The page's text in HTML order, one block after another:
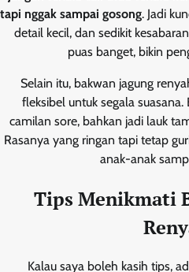
tapi nggak sampai gosong. Jadi
detail kecil, dan sedikit
puas banget, bikin
Selain itu, bakwan jagung
fleksibel untuk segala
camilan sore, bahkan jadi lauk
Rasanya yang ringan tapi tetap
anak-anak
Tips Menikmati
Kalau saya boleh kasih tips,